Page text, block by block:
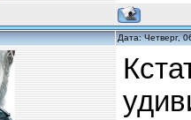
Дата: Четверг,